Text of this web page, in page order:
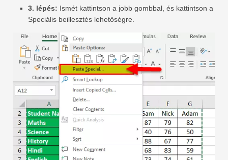
3. lépés: Ismét kattintson a jobb gombbal, és kattintson a
Speciális beillesztés lehetőségre.